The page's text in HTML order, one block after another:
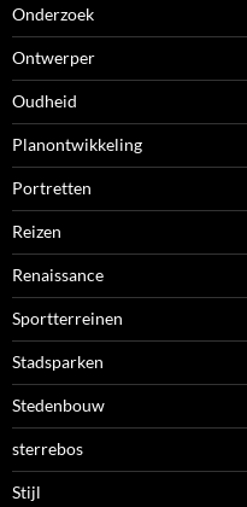
Onderzoek
Ontwerper
Oudheid
Planontwikkeling
Portretten
Reizen
Renaissance
Sportterreinen
Stadsparken
Stedenbouw
sterrebos
Stijl